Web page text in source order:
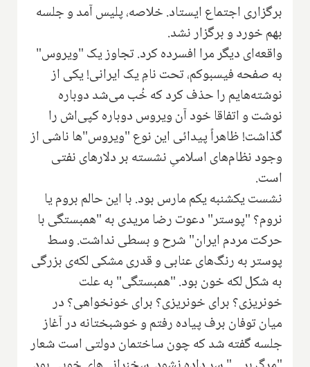
برگزاری اجتماع ایستاد. خلاصه، پلیس آمد و جلسه
بهم خورد و برگزار نشد.
واقعه‌ای دیگر مرا افسرده کرد. تجاوز یک "ویروس"
به صفحه فیسبوکم، تحت نامِ یک ایرانی! یکی از
نوشته‌هایم را حذف کرد که خُب می‌شد دوباره
نوشت و اتفاقا خود آن ویروس دوباره کپی‌اش را
گذاشت! ظاهراً پیدائی این نوع "ویروس"ها ناشی از
وجود نظام‌های اسلامیِ نشسته بر دلارهای نفتی
است.
نشست یکشنبه‌ یکم مارس بود. با این حالم بروم یا
نروم؟ "پوستر" دعوت رضا مریدی به "همبستگی با
حرکت مردم ایران" شرح و بسطی نداشت. وسط
پوستر به رنگ‌های عنابی و قدری مشکی لکه‌ی بزرگی
به شکل لکه خون بود. "همبستگی" به علت
خونریزی‌؟‌ برای خونریزی؟ برای خونخواهی‌؟ در
میان توفان برف پیاده رفتم و خوشبختانه در آغاز
جلسه گفته شد که چون ساختمان دولتی است شعار